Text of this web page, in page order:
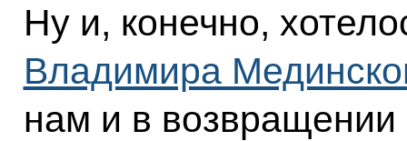
Ну и, конечно,
Владимира
нам и в возвращении